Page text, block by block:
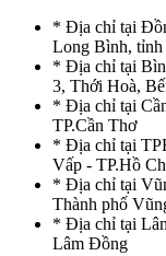
* Địa chỉ tại
Long Bình,
* Địa chỉ tại
3, Thới Hoà,
* Địa chỉ tại
TP.Cần Thơ
* Địa chỉ tại
Vấp - TP.Hồ
* Địa chỉ tại
Thành phố
* Địa chỉ tại
Lâm Đồng